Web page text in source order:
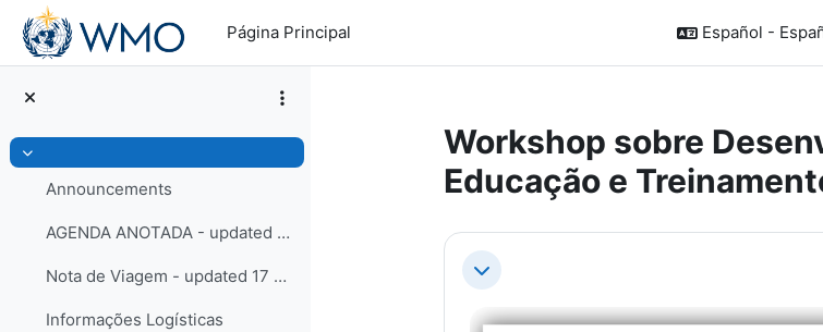
Salta al contenido principal
Página Principal
Español -
Colapsar
Announcements
AGENDA ANOTADA - updated 21 November 2023
Nota de Viagem - updated 17 Novembro 2023
Informações Logísticas
Workshop sobre
Educação e
Perfilado de sección
Colapsar